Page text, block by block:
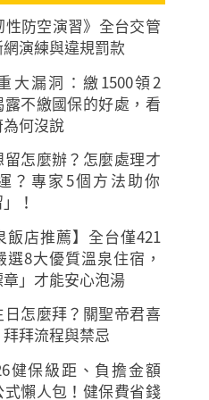
性防空演習》全台交管
演練與違規罰款
大漏洞：繳1500領2
露不繳國保的好處，看
何沒說
留怎麼辦？怎麼處理才
？專家5個方法助你
！
飯店推薦】全台僅421
選8大優質溫泉住宿，
」才能安心泡湯
日怎麼拜？關聖帝君喜
拜流程與禁忌
健保級距、負擔金額
式懶人包！健保費省錢